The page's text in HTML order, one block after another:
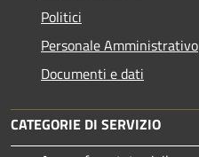
Politici
Personale Amministrativo
Documenti e dati
CATEGORIE DI SERVIZIO